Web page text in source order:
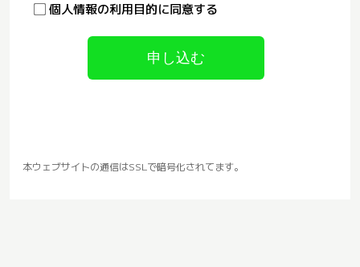
本ウェブサイトの通信はSSLで暗号化されてます。